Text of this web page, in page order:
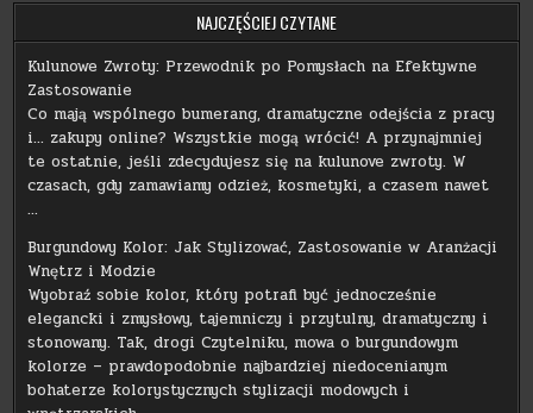
NAJCZĘŚCIEJ CZYTANE
Kulunowe Zwroty: Przewodnik po Pomysłach na Efektywne
Zastosowanie
Co mają wspólnego bumerang, dramatyczne odejścia z pracy
i… zakupy online? Wszystkie mogą wrócić! A przynajmniej
te ostatnie, jeśli zdecydujesz się na kulunove zwroty. W
czasach, gdy zamawiamy odzież, kosmetyki, a czasem nawet
…
Burgundowy Kolor: Jak Stylizować, Zastosowanie w Aranżacji
Wnętrz i Modzie
Wyobraź sobie kolor, który potrafi być jednocześnie
elegancki i zmysłowy, tajemniczy i przytulny, dramatyczny i
stonowany. Tak, drogi Czytelniku, mowa o burgundowym
kolorze – prawdopodobnie najbardziej niedocenianym
bohaterze kolorystycznych stylizacji modowych i